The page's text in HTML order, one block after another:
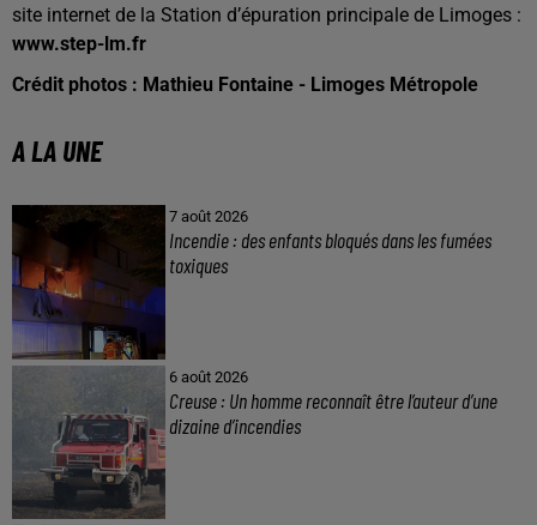
site internet de la Station d’épuration principale de Limoges :
www.step-lm.fr
Crédit photos : Mathieu Fontaine - Limoges Métropole
A LA UNE
7 août 2026
Incendie : des enfants bloqués dans les fumées
toxiques
6 août 2026
Creuse : Un homme reconnaît être l’auteur d’une
dizaine d’incendies